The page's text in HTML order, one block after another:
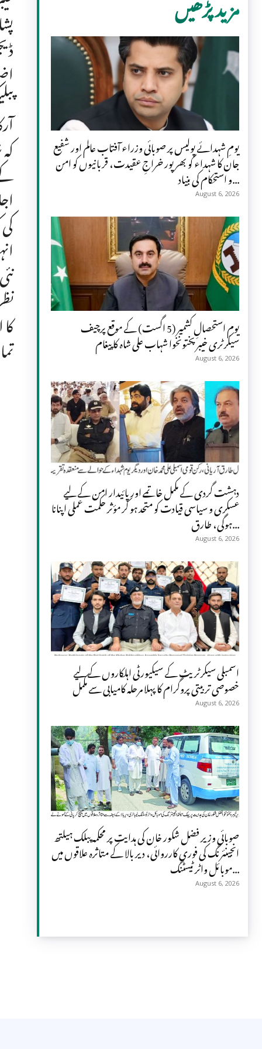
یومِ شہدائے پولیس پر صوبائی وزراء آفتاب عالم اور شفیع
جان کا شہداء کو بھرپور خراجِ عقیدت، قربانیوں کو امن
و استحکام کی بنیاد...
August 6, 2026
یومِ استحصالِ کشمیر (5 اگست) کے موقع پرچیف
سیکرٹری خیبر پختونخوا شہاب علی شاہ کا پیغام
August 6, 2026
دہشت گردی کے مکمل خاتمے اور پائیدار امن کے لیے
عسکری و سیاسی قیادت کو متحد ہو کر مؤثر حکمت عملی اپنانا
ہوگی، طارق...
August 6, 2026
اسمبلی سیکرٹریٹ کے سیکیورٹی اہلکاروں کے لیے
خصوصی تربیتی پروگرام کا پہلا مرحلہ کامیابی سے مکمل
August 6, 2026
صوبائی وزیر فضل شکور خان کی ہدایت پر محکمہ پبلک ہیلتھ
انجینئرنگ کی فوری کارروائی، دیر بالا کے متاثرہ علاقوں میں
موبائل واٹر ٹیسٹنگ...
August 6, 2026